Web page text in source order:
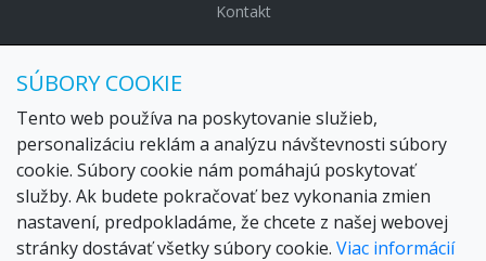
Kontakt
Maldivy.sk je značkou
Sídlo:Lazaretská 29, Bratislava 81109
Email:settour@settour.sk
Telefón: 02 529 279 17, 529 328 68-9
IČO: 36179825
IČ-DPH:SK2020057314
OR SRBratislava I. odd.: Sro, vložka: 29873/V
SÚBORY COOKIE
Tento web používa na poskytovanie služieb,
personalizáciu reklám a analýzu návštevnosti súbory
cookie. Súbory cookie nám pomáhajú poskytovať
služby. Ak budete pokračovať bez vykonania zmien
nastavení, predpokladáme, že chcete z našej webovej
stránky dostávať všetky súbory cookie. Viac informácií